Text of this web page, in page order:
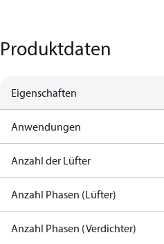
Produktdaten
Eigenschaften
Anwendungen
Anzahl der Lüfter
Anzahl Phasen (Lüfter)
Anzahl Phasen (Verdichter)